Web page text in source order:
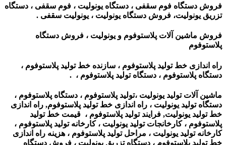
فروش دستگاه فوم سقفی ، دستگاه یونولیت ، فوم سقفی ، دستگاه
تزریق یونولیت، فروش دستگاه یونولیت ، یونولیت سقفی .
فروش ماشین آلات پلاستوفوم و یونولیت ، فروش دستگاه
پلاستوفوم
راه اندازی خط تولید پلاستوفوم ، سازنده خط تولید پلاستوفوم ،
دستگاه پلاستوفوم ، دستگاه تولید پلاستوفوم ، .
ماشین آلات تولید یونولیت ،تولید پلاستوفوم ، دستگاه پلاستوفوم ،
دستگاه تولید یونولیت ، راه اندازی خط تولید پلاستوفوم, راه اندازی
خط تولید یونولیت, فرایند تولید پلاستوفوم ، قیمت خط تولید
پلاستوفوم ، کارخانجات تولید یونولیت ، کارخانه تولید پلاستوفوم ،
کارخانه تولید یونولیت ، مراحل تولید پلاستوفوم ، هزینه راه اندازی
خط تولید پلاستوفوم ، دستگاه تزریق یونولیت ، فروش دستگاه